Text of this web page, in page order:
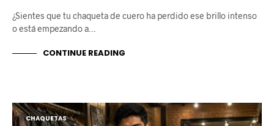
​¿Sientes que tu chaqueta de cuero ha perdido ese brillo intenso
o está empezando a…
CONTINUE READING
CHAQUETAS